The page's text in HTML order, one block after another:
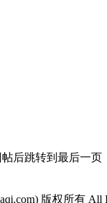
帖后跳转到最后一页
版权所有 All